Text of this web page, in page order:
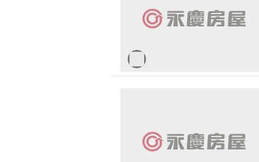
台北市-大同區
台北市-松山區
新北市-三重區
1500
2500
有無障礙空間